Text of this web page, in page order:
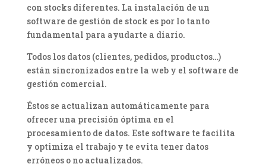
con stocks diferentes. La instalación de un
software de gestión de stock es por lo tanto
fundamental para ayudarte a diario.
Todos los datos (clientes, pedidos, productos…)
están sincronizados entre la web y el software de
gestión comercial.
Éstos se actualizan automáticamente para
ofrecer una precisión óptima en el
procesamiento de datos. Este software te facilita
y optimiza el trabajo y te evita tener datos
erróneos o no actualizados.